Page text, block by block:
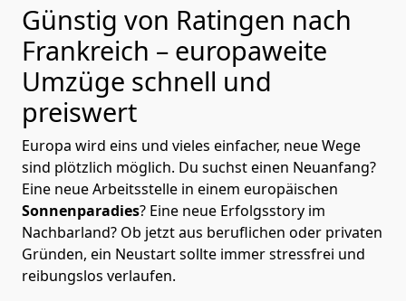
Günstig von Ratingen nach
Frankreich – europaweite
Umzüge schnell und
preiswert
Europa wird eins und vieles einfacher, neue Wege
sind plötzlich möglich. Du suchst einen Neuanfang?
Eine neue Arbeitsstelle in einem europäischen
Sonnenparadies? Eine neue Erfolgsstory im
Nachbarland? Ob jetzt aus beruflichen oder privaten
Gründen, ein Neustart sollte immer stressfrei und
reibungslos verlaufen.